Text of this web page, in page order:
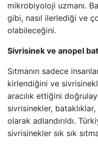
mikrobiyoloji uzmanı.
gibi, nasıl ilerlediği ve
olabileceğini.
Sivrisinek ve anopel
Sıtmanın sadece
kirlendiğini ve
aracılık ettiğini
sivrisinekler,
olarak adlandırıldı.
sivrisinekler sık ​​sık